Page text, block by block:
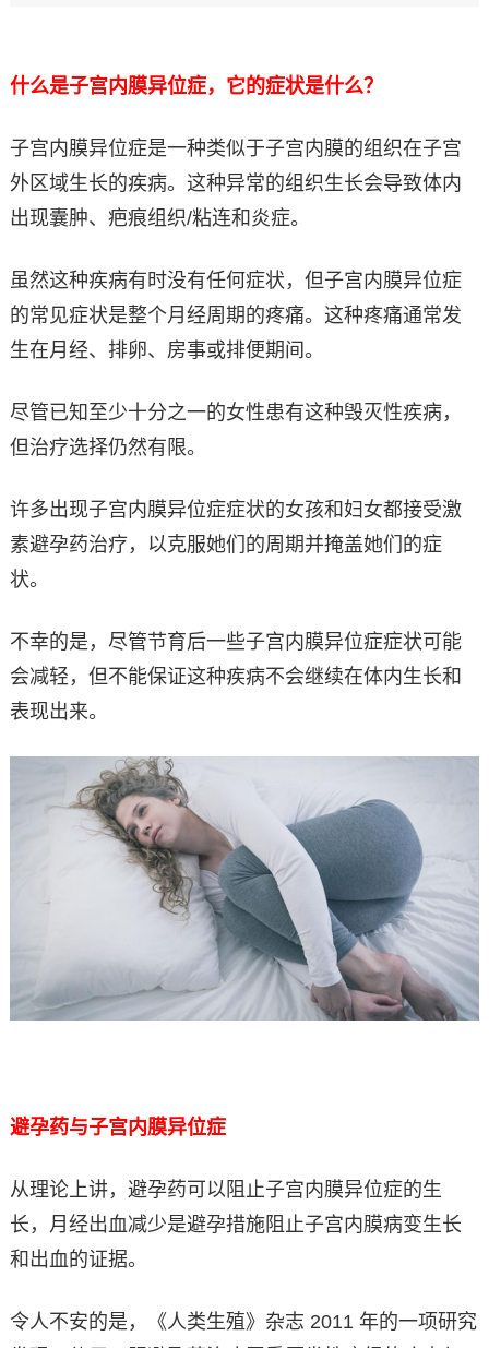
什么是子宫内膜异位症，它的症状是什么？
子宫内膜异位症是一种类似于子宫内膜的组织在子宫
外区域生长的疾病。这种异常的组织生长会导致体内
出现囊肿、疤痕组织/粘连和炎症。
虽然这种疾病有时没有任何症状，但子宫内膜异位症
的常见症状是整个月经周期的疼痛。这种疼痛通常发
生在月经、排卵、房事或排便期间。
尽管已知至少十分之一的女性患有这种毁灭性疾病，
但治疗选择仍然有限。
许多出现子宫内膜异位症症状的女孩和妇女都接受激
素避孕药治疗，以克服她们的周期并掩盖她们的症
状。
不幸的是，尽管节育后一些子宫内膜异位症症状可能
会减轻，但不能保证这种疾病不会继续在体内生长和
表现出来。
避孕药与子宫内膜异位症
从理论上讲，避孕药可以阻止子宫内膜异位症的生
长，月经出血减少是避孕措施阻止子宫内膜病变生长
和出血的证据。
令人不安的是，《人类生殖》杂志 2011 年的一项研究